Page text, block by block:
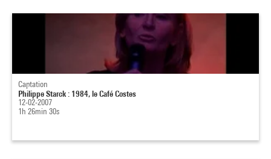
Captation
Philippe Starck : 1984, le Café Costes
12-02-2007
1h 26min 30s